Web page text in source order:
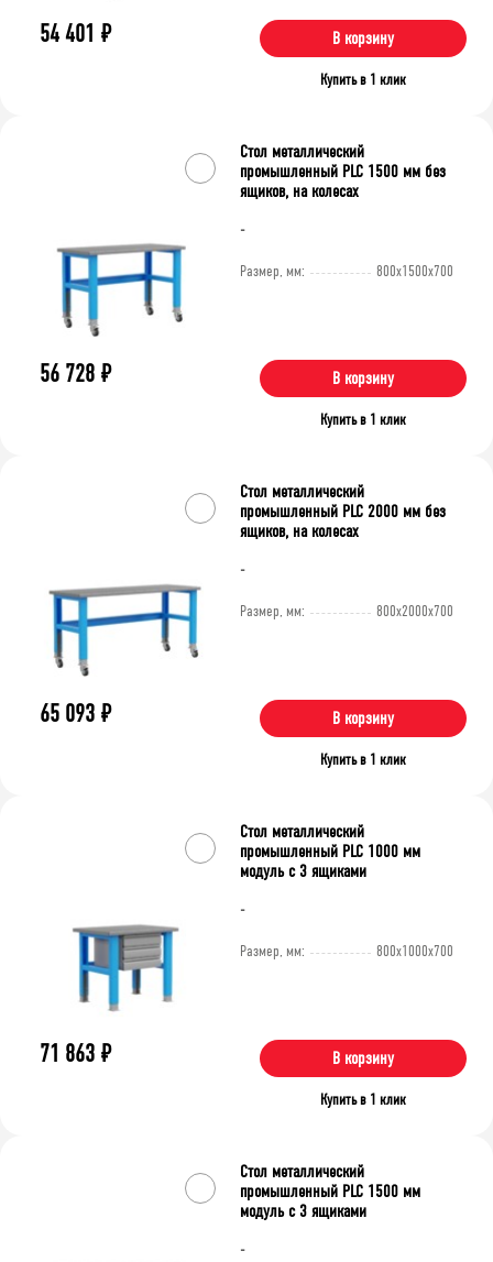
54 401 ₽ В корзину
Купить в 1 клик
-
Стол металлический
промышленный PLC 1500 мм без
ящиков, на колесах
Размер, мм: 800x1500x700
56 728 ₽ В корзину
Купить в 1 клик
-
Стол металлический
промышленный PLC 2000 мм без
ящиков, на колесах
Размер, мм: 800x2000x700
65 093 ₽ В корзину
Купить в 1 клик
-
Стол металлический
промышленный PLC 1000 мм
модуль с 3 ящиками
Размер, мм: 800x1000x700
71 863 ₽ В корзину
Купить в 1 клик
-
Стол металлический
промышленный PLC 1500 мм
модуль с 3 ящиками